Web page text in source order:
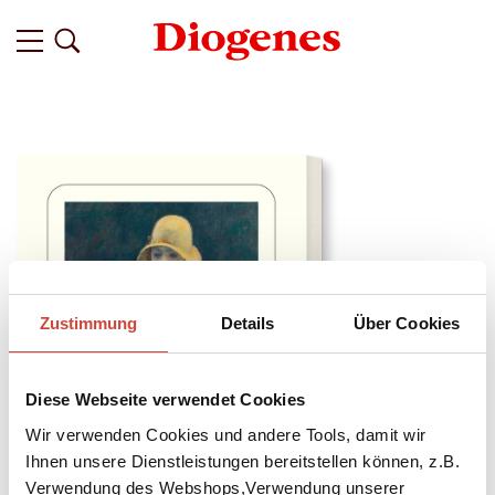
Zustimmung Details Über Cookies
Diese Webseite verwendet Cookies
Wir verwenden Cookies und andere Tools, damit wir
Ihnen unsere Dienstleistungen bereitstellen können, z.B.
Verwendung des Webshops,Verwendung unserer